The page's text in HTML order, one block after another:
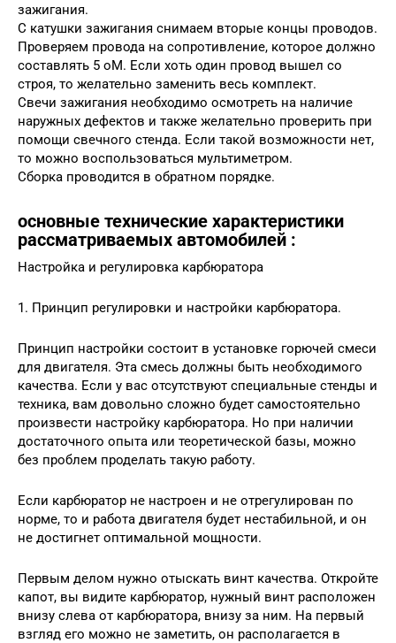
зажигания.
С катушки зажигания снимаем вторые концы проводов.
Проверяем провода на сопротивление, которое должно
составлять 5 оМ. Если хоть один провод вышел со
строя, то желательно заменить весь комплект.
Свечи зажигания необходимо осмотреть на наличие
наружных дефектов и также желательно проверить при
помощи свечного стенда. Если такой возможности нет,
то можно воспользоваться мультиметром.
Сборка проводится в обратном порядке.
основные технические характеристики
рассматриваемых автомобилей :
Настройка и регулировка карбюратора
1. Принцип регулировки и настройки карбюратора.
Принцип настройки состоит в установке горючей смеси
для двигателя. Эта смесь должны быть необходимого
качества. Если у вас отсутствуют специальные стенды и
техника, вам довольно сложно будет самостоятельно
произвести настройку карбюратора. Но при наличии
достаточного опыта или теоретической базы, можно
без проблем проделать такую работу.
Если карбюратор не настроен и не отрегулирован по
норме, то и работа двигателя будет нестабильной, и он
не достигнет оптимальной мощности.
Первым делом нужно отыскать винт качества. Откройте
капот, вы видите карбюратор, нужный винт расположен
внизу слева от карбюратора, внизу за ним. На первый
взгляд его можно не заметить, он располагается в